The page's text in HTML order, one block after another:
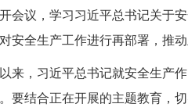
会议，学习习近平总书记关于
安全生产工作进行再部署，推
来，习近平总书记就安全生产
要结合正在开展的主题教育，